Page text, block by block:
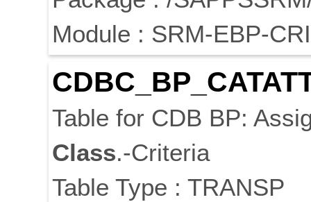
Module : SRM-EBP-CRI
Table for CDB BP:
Class.-Criteria
Table Type : TRANSP